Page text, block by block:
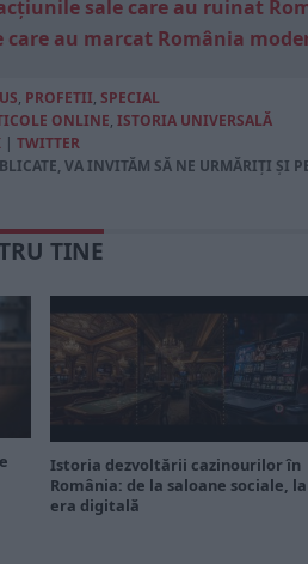
sale care au ruinat
care au marcat România
, PROFETII, SPECIAL
ONLINE, ISTORIA UNIVERSALĂ
| TWITTER
VA INVITĂM SĂ NE URMĂRIȚI ȘI
TINE
Istoria dezvoltării cazinourilor în
România: de la saloane sociale, la
era digitală